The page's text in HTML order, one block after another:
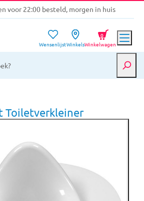
voor 22:00 besteld, morgen in huis
verzending vanaf €39,-
voor 22:00 besteld, morgen in huis
WensenlijstWinkelsWinkelwagen
0
Toiletverkleiner